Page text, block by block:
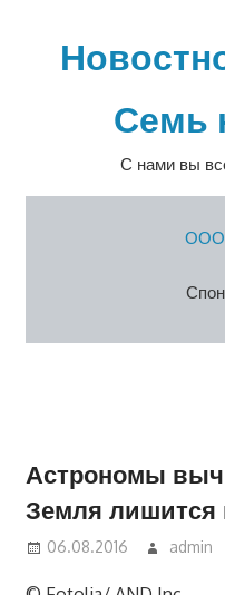
содержимому
Семь
С нами вы
Астрономы
Земля лишится
06.08.2016 admin